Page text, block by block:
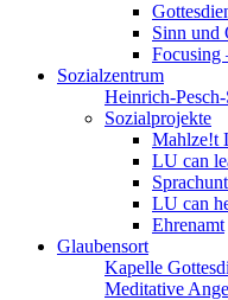
Sinn und
Focusing
Sozialzentrum
Heinrich-
Sozialprojekte
Mahlze!t
LU can
LU can
Ehrenamt
Glaubensort
Kapelle
Meditative